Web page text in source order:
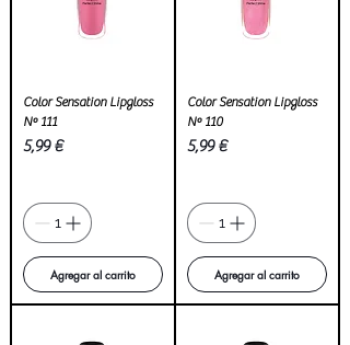
Color Sensation Lipgloss
Nº 111
Precio
5,99 €
Agregar al carrito
Color Sensation Lipgloss
Nº 110
Precio
5,99 €
Agregar al carrito